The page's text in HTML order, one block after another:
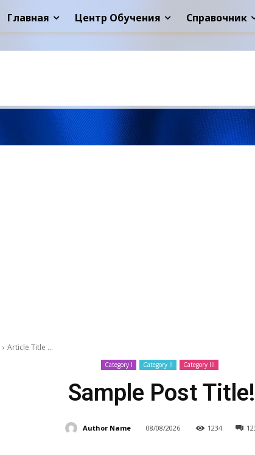
Главная Центр Обучения Справочник
Article Title ...
Category I Category II Category III
Sample Post Title!
Author Name 08/08/2026 1234